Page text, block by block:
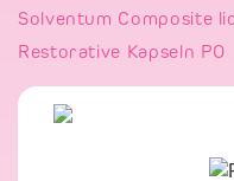
Solventum Composite
Restorative Kapseln PO